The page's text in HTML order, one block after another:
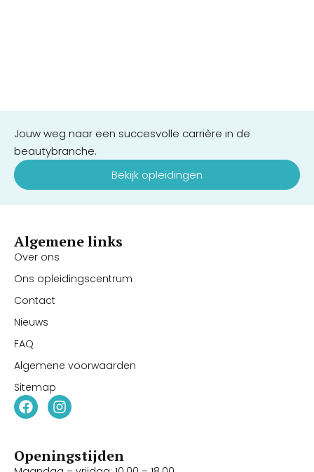
Jouw weg naar een succesvolle carrière in de
beautybranche.
Bekijk opleidingen
Algemene links
Over ons
Ons opleidingscentrum
Contact
Nieuws
FAQ
Algemene voorwaarden
Sitemap
Openingstijden